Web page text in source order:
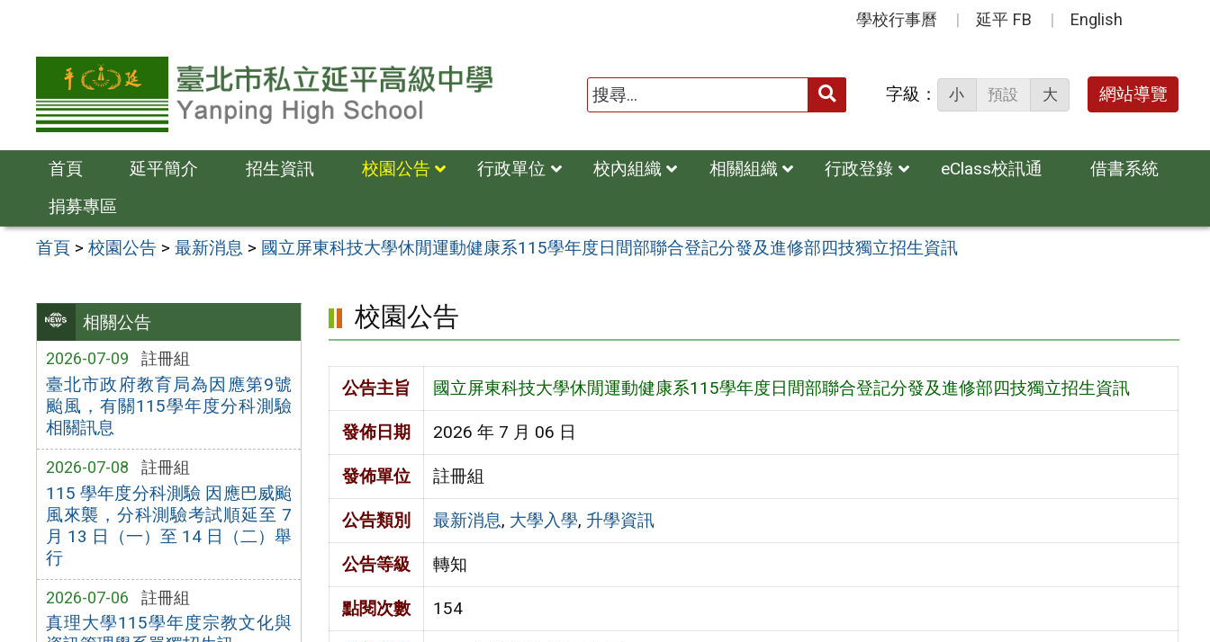
容
學校行事曆 延平 FB English
送出 字級： 小 預設 大 網站導覽
首頁 延平簡介 招生資訊 校園公告 行政單位 校內組織 相關組織 行政登錄 eClass校訊通
借書系統
捐募專區
首頁 >校園公告 >最新消息 > 國立屏東科技大學休閒運動健康系115學年度日間部聯合登記分發及進修部四技獨立招生資訊
相關公告
2026-07-09 註冊組
臺北市政府教育局為因應第9號
颱風，有關115學年度分科測驗
相關訊息
2026-07-08 註冊組
115 學年度分科測驗 因應巴威颱
風來襲，分科測驗考試順延至 7
月 13 日（一）至 14 日（二）舉
行
2026-07-06 註冊組
真理大學115學年度宗教文化與
校園公告
公告主旨 國立屏東科技大學休閒運動健康系115學年度日間部聯合登記分發及進修部四技獨立招生資訊
發佈日期 2026 年 7 月 06 日
發佈單位 註冊組
公告類別 最新消息, 大學入學, 升學資訊
公告等級 轉知
點閱次數 154